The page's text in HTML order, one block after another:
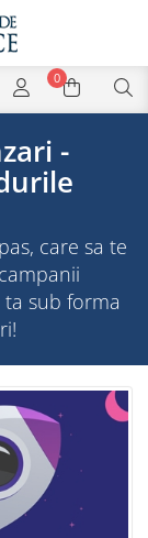
0
-
care sa te
sub forma